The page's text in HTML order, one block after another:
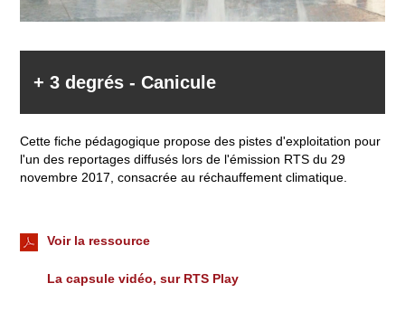
+ 3 degrés - Canicule
Cette fiche pédagogique propose des pistes d'exploitation pour
l'un des reportages diffusés lors de l'émission RTS du 29
novembre 2017, consacrée au réchauffement climatique.
Voir la ressource
La capsule vidéo, sur RTS Play